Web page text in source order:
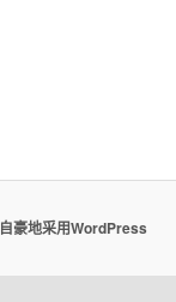
自豪地采用WordPress